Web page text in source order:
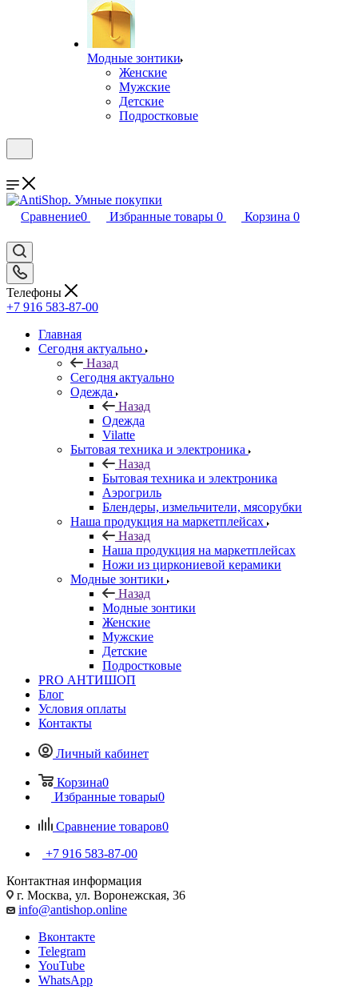
Модные зонтики
Женские
Мужские
Детские
Подростковые
Сравнение0 Избранные товары 0 Корзина 0
Телефоны
+7 916 583-87-00
Главная
Сегодня актуально
Назад
Сегодня актуально
Одежда
Назад
Одежда
Vilatte
Бытовая техника и электроника
Назад
Бытовая техника и электроника
Аэрогриль
Блендеры, измельчители, мясорубки
Наша продукция на маркетплейсах
Назад
Наша продукция на маркетплейсах
Ножи из циркониевой керамики
Модные зонтики
Назад
Модные зонтики
Женские
Мужские
Детские
Подростковые
PRO АНТИШОП
Блог
Условия оплаты
Контакты
Личный кабинет
Корзина0
Избранные товары0
Сравнение товаров0
+7 916 583-87-00
Контактная информация
г. Москва, ул. Воронежская, 36
info@antishop.online
Вконтакте
Telegram
YouTube
WhatsApp